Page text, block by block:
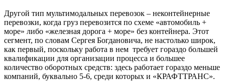
Другой тип мультимодальных перевозок – неконтейнерные
перевозки, когда груз перевозится по схеме «автомобиль +
море» либо «железная дорога + море» без контейнера. Этот
сегмент, по словам Сергея Богдановича, не настолько широк,
как первый, поскольку работа в нем требует гораздо большей
квалификации для организации процесса и большее
количество оборотных средств: здесь работает гораздо меньше
компаний, буквально 5-6, среди которых и «КРАФТТРАНС».